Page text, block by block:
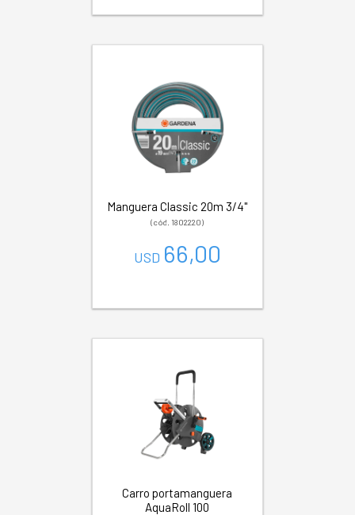
Manguera Classic 20m 3/4"
(cód. 1802220)
USD 66,00
Carro portamanguera
AquaRoll 100